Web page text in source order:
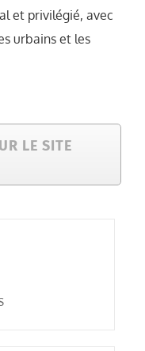
et privilégié, avec
urbains et les
LE SITE